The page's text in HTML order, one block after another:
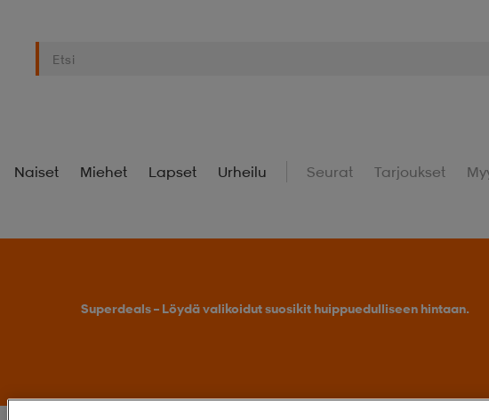
Naiset Miehet Lapset Urheilu Seurat Tarjoukset
Superdeals – Löydä valikoidut suosikit huippuedulliseen hintaan.